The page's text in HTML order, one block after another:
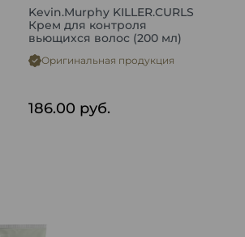
Kevin.Murphy KILLER.CURLS
Крем для контроля
вьющихся волос (200 мл)
Оригинальная продукция
186.00 руб.